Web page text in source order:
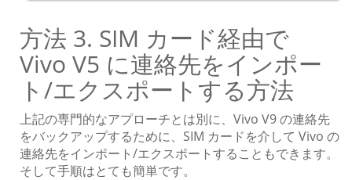
方法 3. SIM カード経由で
Vivo V5 に連絡先をインポー
ト/エクスポートする方法
上記の専門的なアプローチとは別に、Vivo V9 の連絡先
をバックアップするために、SIM カードを介して Vivo の
連絡先をインポート/エクスポートすることもできます。
そして手順はとても簡単です。